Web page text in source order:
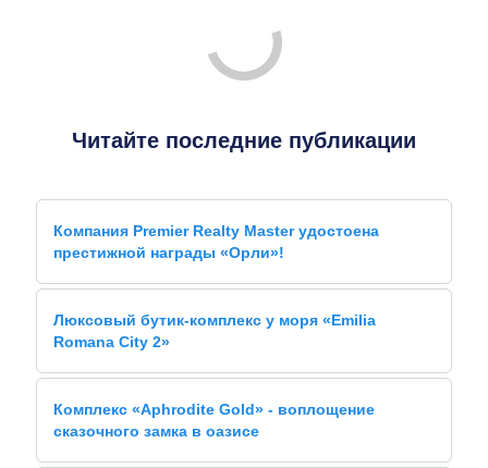
Читайте последние публикации
Компания Premier Realty Master удостоена
престижной награды «Орли»!
Люксовый бутик-комплекс у моря «Emilia
Romana City 2»
Комплекс «Aphrodite Gold» - воплощение
сказочного замка в оазисе